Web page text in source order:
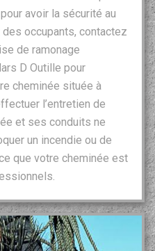
avoir la sécurité au
occupants, contactez
de ramonage
D Outille pour
cheminée située à
l’entretien de
et ses conduits ne
un incendie ou de
que votre cheminée est